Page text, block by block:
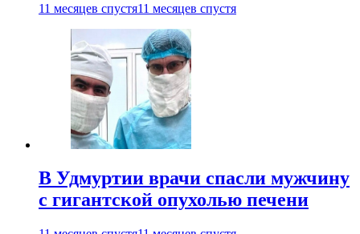
11 месяцев спустя11 месяцев спустя
В Удмуртии врачи спасли мужчину
с гигантской опухолью печени